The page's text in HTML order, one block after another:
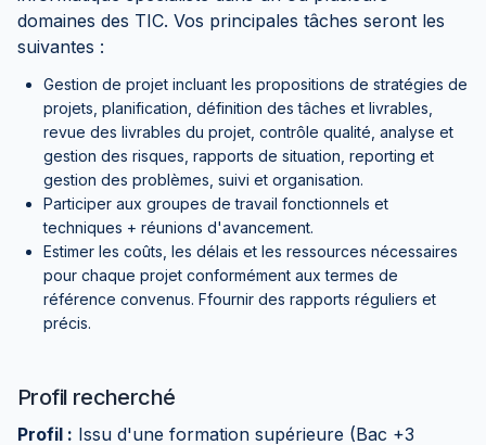
domaines des TIC. Vos principales tâches seront les
suivantes :
Gestion de projet incluant les propositions de stratégies de
projets, planification, définition des tâches et livrables,
revue des livrables du projet, contrôle qualité, analyse et
gestion des risques, rapports de situation, reporting et
gestion des problèmes, suivi et organisation.
Participer aux groupes de travail fonctionnels et
techniques + réunions d'avancement.
Estimer les coûts, les délais et les ressources nécessaires
pour chaque projet conformément aux termes de
référence convenus. Ffournir des rapports réguliers et
précis.
Profil recherché
Profil : Issu d'une formation supérieure (Bac +3